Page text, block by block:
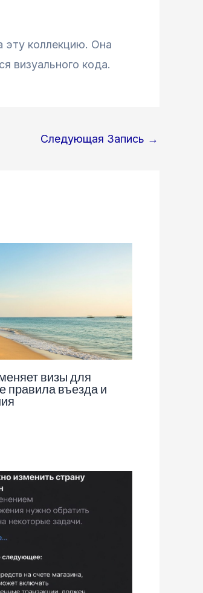
эту коллекцию. Она
визуального кода.
Следующая Запись →
визы для
правила въезда и